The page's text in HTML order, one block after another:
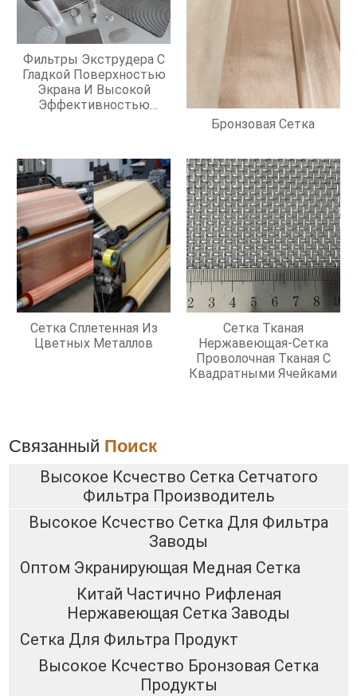
Фильтры Экструдера С
Гладкой Поверхностью
Экрана И Высокой
Эффективностью
Бронзовая Сетка
Сетка Сплетенная Из
Цветных Металлов
Сетка Тканая
Нержавеющая-Сетка
Проволочная Тканая С
Квадратными Ячейками
Связанный Поиск
Высокое Ксчество Сетка Сетчатого
Фильтра Производитель
Высокое Ксчество Сетка Для Фильтра
Заводы
Оптом Экранирующая Медная Сетка
Китай Частично Рифленая
Нержавеющая Сетка Заводы
Сетка Для Фильтра Продукт
Высокое Ксчество Бронзовая Сетка
Продукты